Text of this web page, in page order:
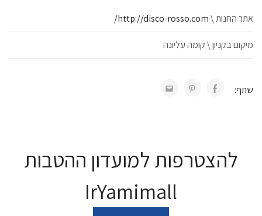
אתר החנות \http://disco-rosso.com/
מיקום בקניון \ קומה עליונה
שתף:
להצטרפות למועדון ההטבות
IrYamimall